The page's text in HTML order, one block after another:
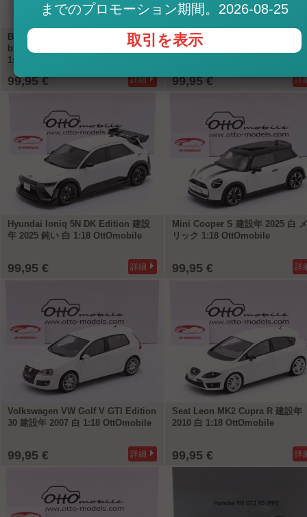
BMW 858 CSL Reyn Speed Shop
by Jonsibal 2024 銀 メタリック
1:18 OttOmobile
99,95 € 詳細
Toyota GR Yaris TGR Italy 建設
2024 白 1:18 OttOmobile
99,95 € 詳
Hyundai Ioniq 5N DK Edition 建設
年 2025 鈍い 白 1:18 OttOmobile
99,95 € 詳細
Mini Cooper S 建設年 2025 白
リック 1:18 OttOmobile
99,95 € 詳
Volkswagen VW Golf V GTI Edition
30 建設年 2007 白 1:18 OttOmobile
99,95 € 詳細
Seat Leon MK2 Cupra R 建設年
2010 白 1:18 OttOmobile
99,95 € 詳
までのプロモーション期間。2026-08-25
取引を表示